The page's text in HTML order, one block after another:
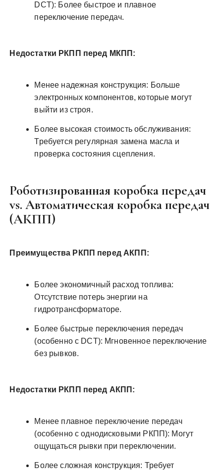
DCT): Более быстрое и плавное
переключение передач.
Недостатки РКПП перед МКПП:
Менее надежная конструкция: Больше
электронных компонентов, которые могут
выйти из строя.
Более высокая стоимость обслуживания:
Требуется регулярная замена масла и
проверка состояния сцепления.
Роботизированная коробка передач
vs. Автоматическая коробка передач
(АКПП)
Преимущества РКПП перед АКПП:
Более экономичный расход топлива:
Отсутствие потерь энергии на
гидротрансформаторе.
Более быстрые переключения передач
(особенно с DCT): Мгновенное переключение
без рывков.
Недостатки РКПП перед АКПП:
Менее плавное переключение передач
(особенно с однодисковыми РКПП): Могут
ощущаться рывки при переключении.
Более сложная конструкция: Требует